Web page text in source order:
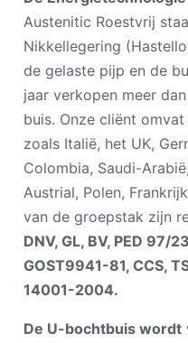
Austenitic Roestvrij
Nikkellegering
de gelaste pijp en de
jaar verkopen meer
buis. Onze cliënt
zoals Italië, het UK,
Colombia, Saudi-
Austrial, Polen,
van de groepstak zijn
DNV, GL, BV, PED 97/
GOST9941-81, CCS,
14001-2004.
De U-bochtbuis wordt